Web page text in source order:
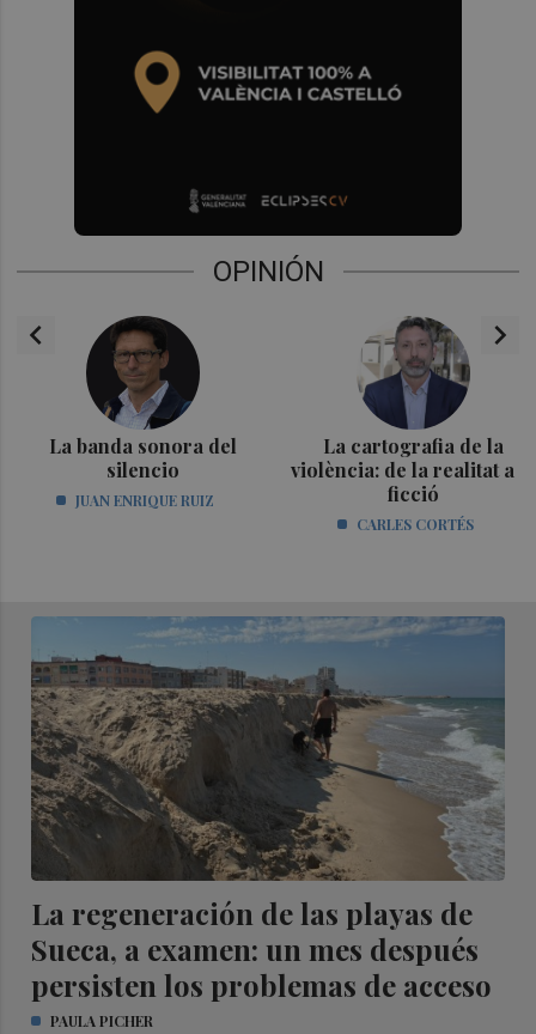
OPINIÓN
chevron_left
La banda sonora del
silencio
JUAN ENRIQUE RUIZ
La cartografia de la
violència: de la realitat a la
ficció
CARLES CORTÉS
chevron_right
La regeneración de las playas de
Sueca, a examen: un mes después
persisten los problemas de acceso
PAULA PICHER